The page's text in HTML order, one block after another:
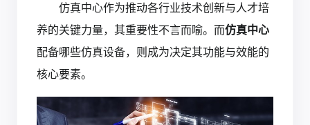
仿真中心作为推动各行业技术创新与人才培
养的关键力量，其重要性不言而喻。而仿真中心
配备哪些仿真设备，则成为决定其功能与效能的
核心要素。